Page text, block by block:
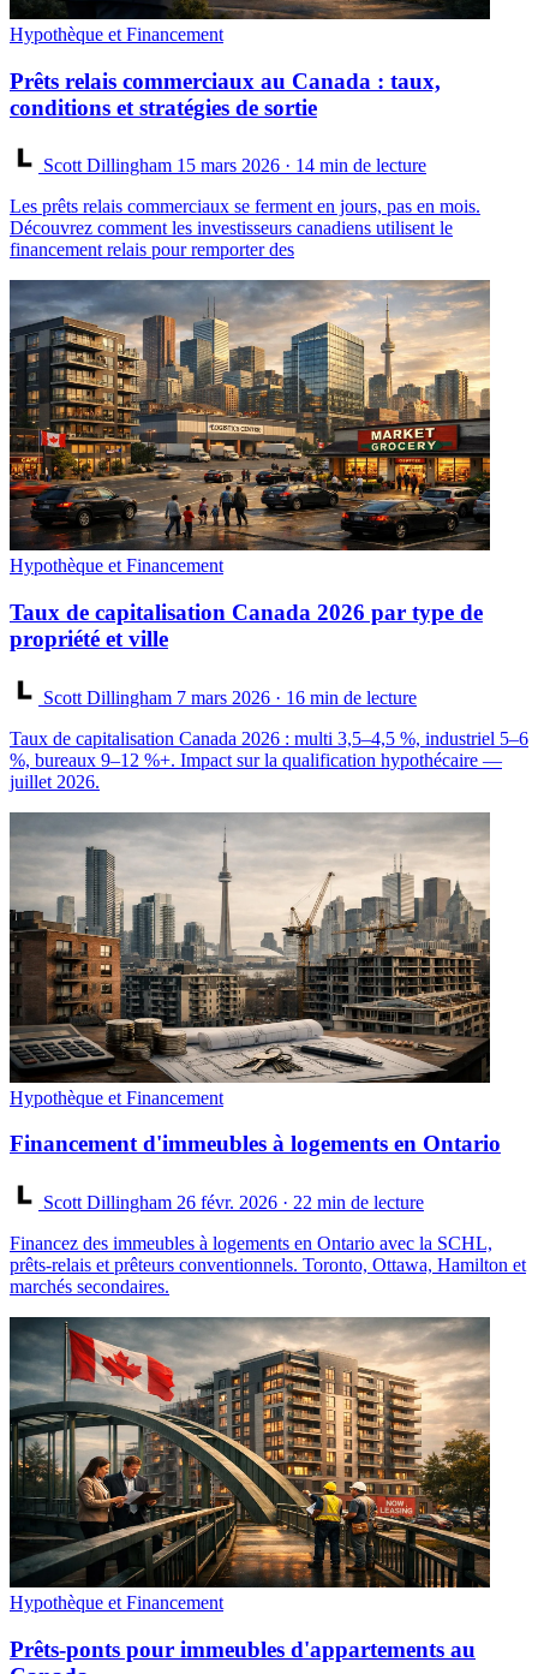
Hypothèque et Financement
Prêts relais commerciaux au Canada : taux,
conditions et stratégies de sortie
Scott Dillingham 15 mars 2026 · 14 min de lecture
Les prêts relais commerciaux se ferment en jours, pas en mois.
Découvrez comment les investisseurs canadiens utilisent le
financement relais pour remporter des
Hypothèque et Financement
Taux de capitalisation Canada 2026 par type de
propriété et ville
Scott Dillingham 7 mars 2026 · 16 min de lecture
Taux de capitalisation Canada 2026 : multi 3,5–4,5 %, industriel 5–6
%, bureaux 9–12 %+. Impact sur la qualification hypothécaire —
juillet 2026.
Hypothèque et Financement
Financement d'immeubles à logements en Ontario
Scott Dillingham 26 févr. 2026 · 22 min de lecture
Financez des immeubles à logements en Ontario avec la SCHL,
prêts-relais et prêteurs conventionnels. Toronto, Ottawa, Hamilton et
marchés secondaires.
Hypothèque et Financement
Prêts-ponts pour immeubles d'appartements au